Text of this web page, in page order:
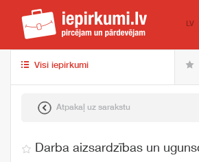
LV
Visi iepirkumi
Atpakaļ uz sarakstu
Darba aizsardzības un